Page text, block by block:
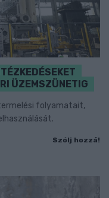
ÜZEMSZÜNETIG
folyamatait,
Szólj hozzá!